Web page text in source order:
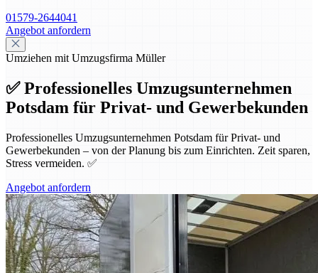
01579-2644041
Angebot anfordern
Umziehen mit Umzugsfirma Müller
✅ Professionelles Umzugsunternehmen
Potsdam für Privat- und Gewerbekunden
Professionelles Umzugsunternehmen Potsdam für Privat- und
Gewerbekunden – von der Planung bis zum Einrichten. Zeit sparen,
Stress vermeiden. ✅
Angebot anfordern